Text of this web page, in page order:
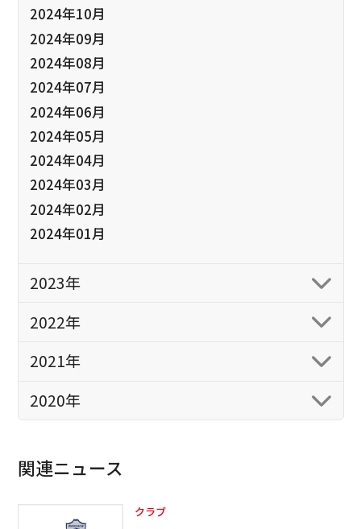
2024年10月
2024年09月
2024年08月
2024年07月
2024年06月
2024年05月
2024年04月
2024年03月
2024年02月
2024年01月
2023年
2022年
2021年
2020年
関連ニュース
クラブ